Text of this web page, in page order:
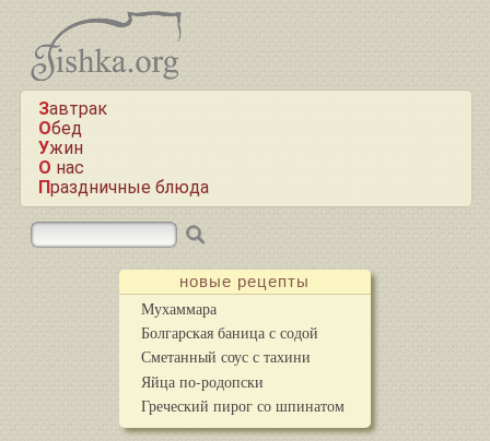
Завтрак
Обед
Ужин
О нас
Праздничные блюда
новые рецепты
Мухаммара
Болгарская баница с содой
Сметанный соус с тахини
Яйца по-родопски
Греческий пирог со шпинатом